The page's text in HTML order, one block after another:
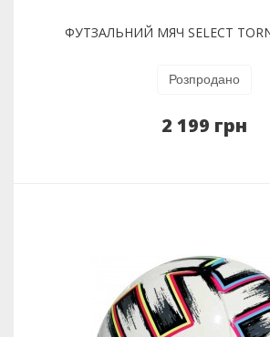
ФУТЗАЛЬНИЙ МЯЧ SELECT
Розпродано
2 199 грн